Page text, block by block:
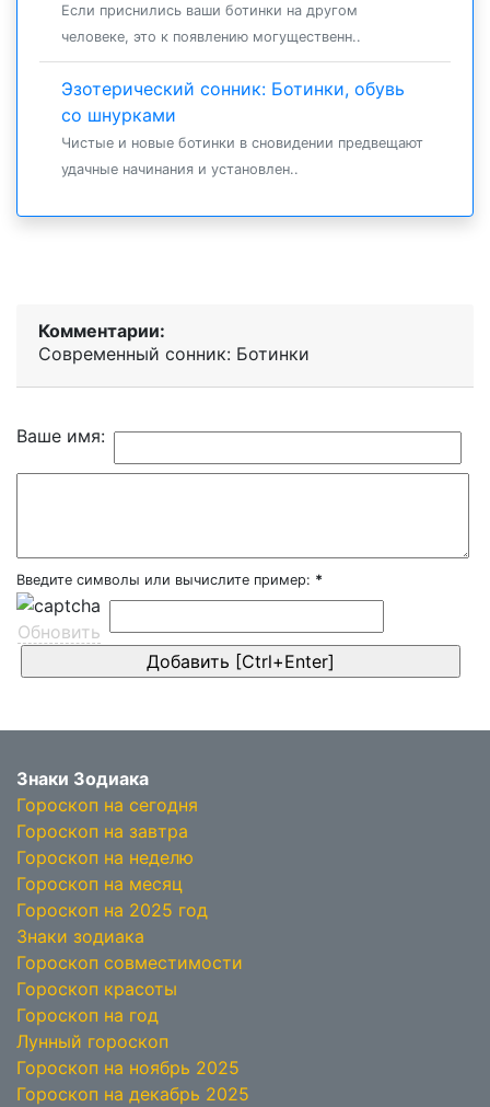
Если приснились ваши ботинки на другом
человеке, это к появлению могущественн..
Эзотерический сонник: Ботинки, обувь
со шнурками
Чистые и новые ботинки в сновидении предвещают
удачные начинания и установлен..
Комментарии:
Современный сонник: Ботинки
Ваше имя:
Введите символы или вычислите пример: *
Обновить
Знаки Зодиака
Гороскоп на сегодня
Гороскоп на завтра
Гороскоп на неделю
Гороскоп на месяц
Гороскоп на 2025 год
Знаки зодиака
Гороскоп совместимости
Гороскоп красоты
Гороскоп на год
Лунный гороскоп
Гороскоп на ноябрь 2025
Гороскоп на декабрь 2025